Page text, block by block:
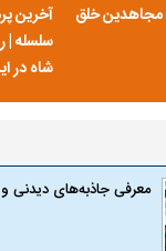
مجاهدین خلق
آخرین
سلسله |
شاه در
معرفی جاذبه‌های دیدنی